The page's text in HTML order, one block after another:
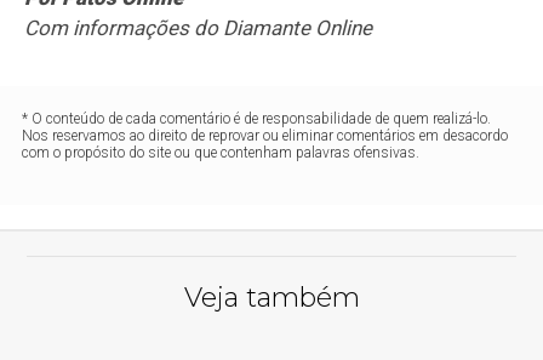
Com informações do Diamante Online
* O conteúdo de cada comentário é de responsabilidade de quem realizá-lo.
Nos reservamos ao direito de reprovar ou eliminar comentários em desacordo
com o propósito do site ou que contenham palavras ofensivas.
Veja também